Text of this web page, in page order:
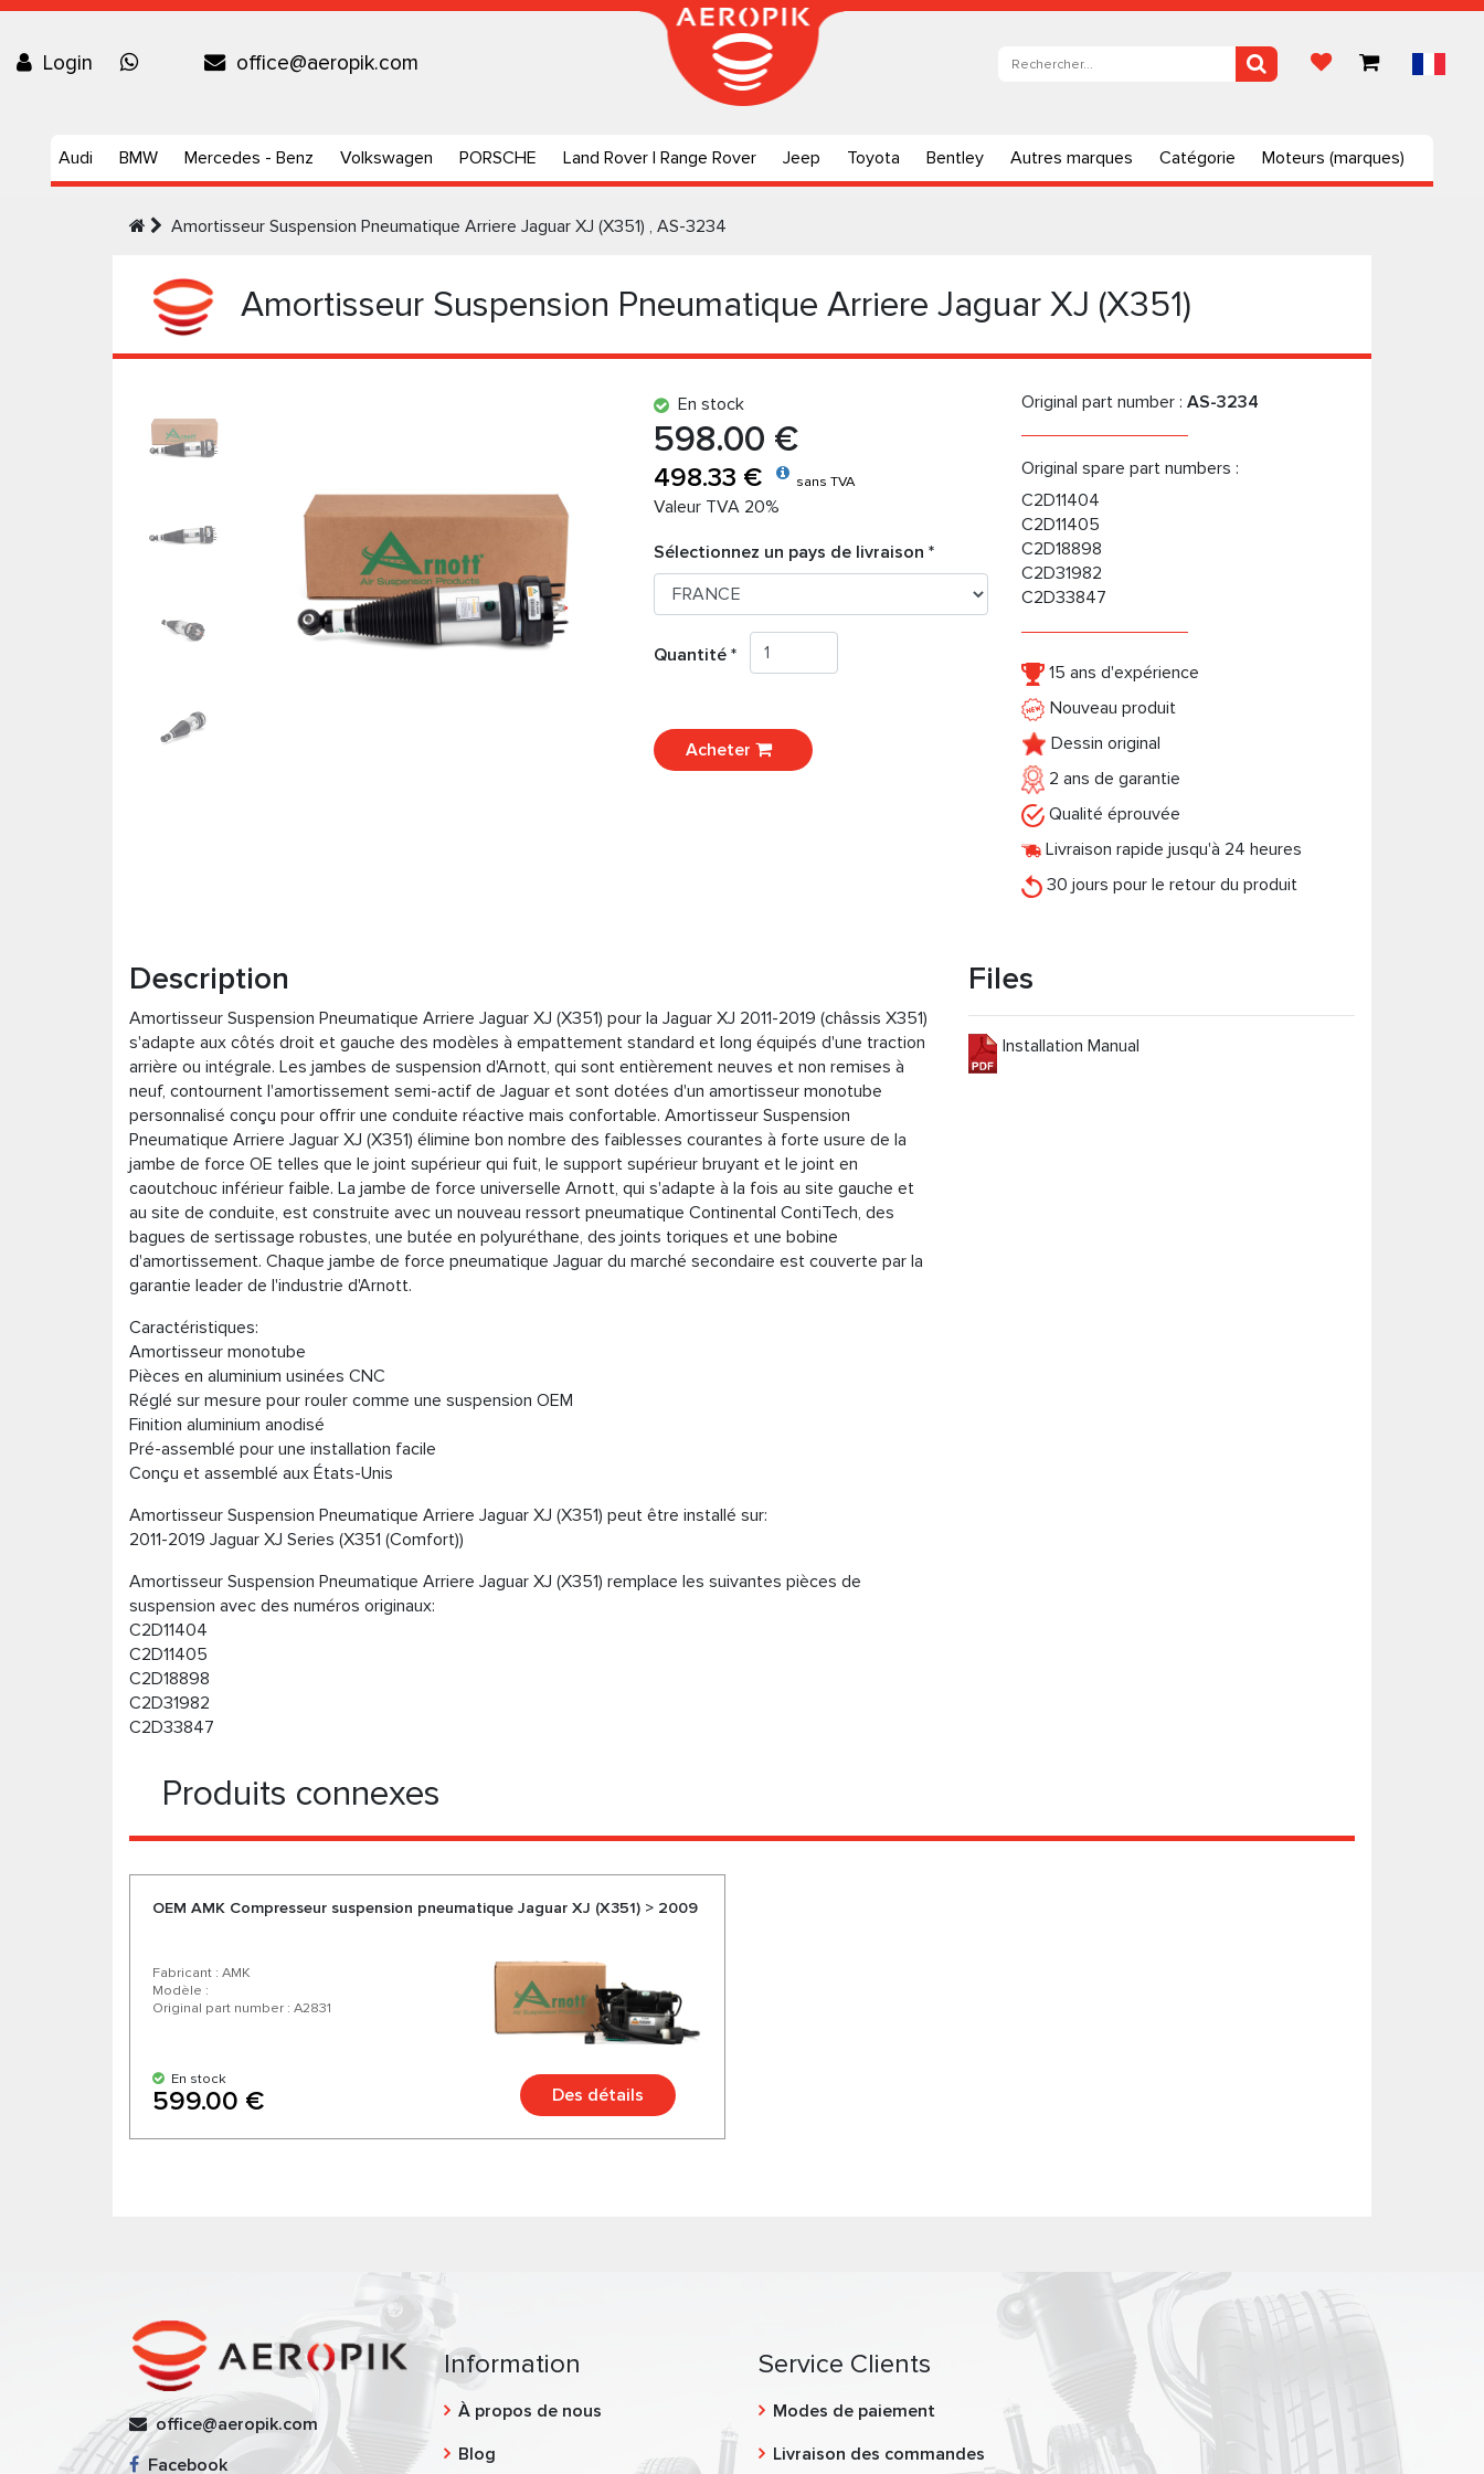
Login office@aeropik.com
Audi BMW Mercedes - Benz Volkswagen PORSCHE Land Rover | Range Rover Jeep Toyota Bentley Autres marques Catégorie Moteurs (marques)
Amortisseur Suspension Pneumatique Arriere Jaguar XJ (X351) , AS-3234
Amortisseur Suspension Pneumatique Arriere Jaguar XJ (X351)
En stock
598.00 €
498.33 € sans TVA
Valeur TVA 20%
Sélectionnez un pays de livraison *
Quantité *
Acheter
Original part number : AS-3234
Original spare part numbers :
C2D11404
C2D11405
C2D18898
C2D31982
C2D33847
15 ans d'expérience
Nouveau produit
Dessin original
2 ans de garantie
Qualité éprouvée
Livraison rapide jusqu'à 24 heures
30 jours pour le retour du produit
Description
Amortisseur Suspension Pneumatique Arriere Jaguar XJ (X351) pour la Jaguar XJ 2011-2019 (châssis X351)
s'adapte aux côtés droit et gauche des modèles à empattement standard et long équipés d'une traction
arrière ou intégrale. Les jambes de suspension d'Arnott, qui sont entièrement neuves et non remises à
neuf, contournent l'amortissement semi-actif de Jaguar et sont dotées d'un amortisseur monotube
personnalisé conçu pour offrir une conduite réactive mais confortable. Amortisseur Suspension
Pneumatique Arriere Jaguar XJ (X351) élimine bon nombre des faiblesses courantes à forte usure de la
jambe de force OE telles que le joint supérieur qui fuit, le support supérieur bruyant et le joint en
caoutchouc inférieur faible. La jambe de force universelle Arnott, qui s'adapte à la fois au site gauche et
au site de conduite, est construite avec un nouveau ressort pneumatique Continental ContiTech, des
bagues de sertissage robustes, une butée en polyuréthane, des joints toriques et une bobine
d'amortissement. Chaque jambe de force pneumatique Jaguar du marché secondaire est couverte par la
garantie leader de l'industrie d'Arnott.
Caractéristiques:
Amortisseur monotube
Pièces en aluminium usinées CNC
Réglé sur mesure pour rouler comme une suspension OEM
Finition aluminium anodisé
Pré-assemblé pour une installation facile
Conçu et assemblé aux États-Unis
Amortisseur Suspension Pneumatique Arriere Jaguar XJ (X351) peut être installé sur:
2011-2019 Jaguar XJ Series (X351 (Comfort))
Amortisseur Suspension Pneumatique Arriere Jaguar XJ (X351) remplace les suivantes pièces de
suspension avec des numéros originaux:
C2D11404
C2D11405
C2D18898
C2D31982
C2D33847
Files
Installation Manual
Produits connexes
OEM AMK Compresseur suspension pneumatique Jaguar XJ (X351) > 2009
Fabricant : AMK
Modèle :
Original part number : А2831
En stock
599.00 € Des détails
office@aeropik.com
Facebook
Information
À propos de nous
Blog
Service Clients
Modes de paiement
Livraison des commandes